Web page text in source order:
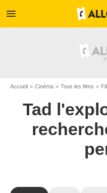
menu
Accueil Cinéma Tous les films
Tad